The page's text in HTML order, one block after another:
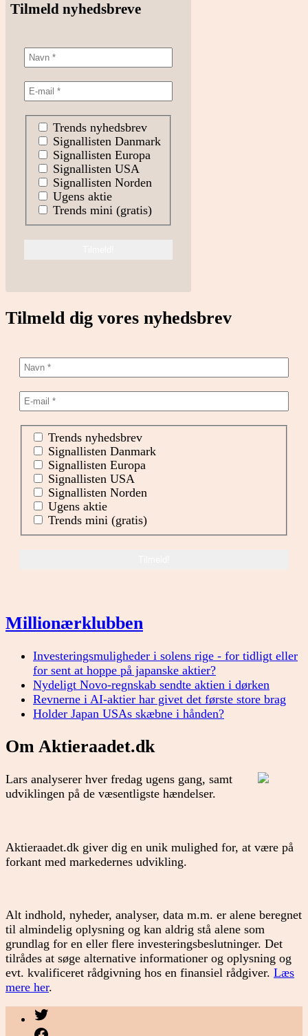
Tilmeld nyhedsbreve
Trends nyhedsbrev
Signallisten Danmark
Signallisten Europa
Signallisten USA
Signallisten Norden
Ugens aktie
Trends mini (gratis)
Tilmeld dig vores nyhedsbrev
Trends nyhedsbrev
Signallisten Danmark
Signallisten Europa
Signallisten USA
Signallisten Norden
Ugens aktie
Trends mini (gratis)
Millionærklubben
Investeringsmuligheder i solens rige - for tidligt eller
for sent at hoppe på japanske aktier?
Nydeligt Novo-regnskab sendte aktien i dørken
Revnerne i AI-aktier har givet det første store brag
Holder Japan USAs skæbne i hånden?
Om Aktieraadet.dk
Lars analyserer hver fredag ugens gang, samt
udviklingen på de væsentligste hændelser.
Aktieraadet.dk giver dig en unik mulighed for, at være på
forkant med markedernes udvikling.
Alt indhold, nyheder, analyser, data m.m. er alene beregnet
til almindelig oplysning og kan aldrig stå alene som
grundlag for en eller flere investeringsbeslutninger. Det
tilrådes at søge alternative informationer og oplysning og
evt. kvalificeret rådgivning hos en finansiel rådgiver. Læs
mere her.